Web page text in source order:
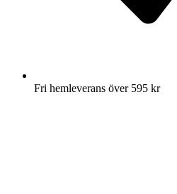
Fri hemleverans över 595 kr